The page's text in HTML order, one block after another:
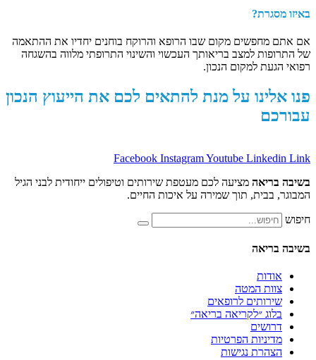
מקום שבו הרופא והרוקח בוחנים יחדיו את ההתאמה
למצב בריאותך העכשוי והשינוי התרופתי מלווה בהשגחה
למקום הנכון.
על מנת להתאים לכם את הייעוץ הנכון
Facebook InstagramYoutube
מציעה לכם מעטפת שירותים וטיפולים ייחודית לבני הגיל
תוך שמירה על איכות החיים.
המטה
לרופאים
״לקריאה בריאה״
הפרטיות
נגישות